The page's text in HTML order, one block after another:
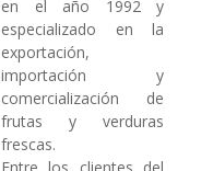
en el año 1992 y
especializado en la
exportación,
importación y
comercialización de
frutas y verduras
frescas.
Entre los clientes del